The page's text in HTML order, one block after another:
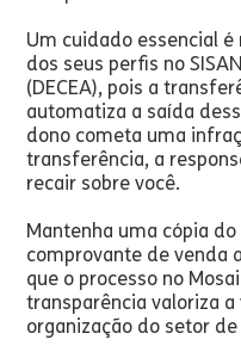
Um cuidado essencial
dos seus perfis no
(DECEA), pois a
automatiza a saída
dono cometa uma
transferência, a
recair sobre você.
Mantenha uma cópia
comprovante de venda
que o processo no
transparência valoriza
organização do setor